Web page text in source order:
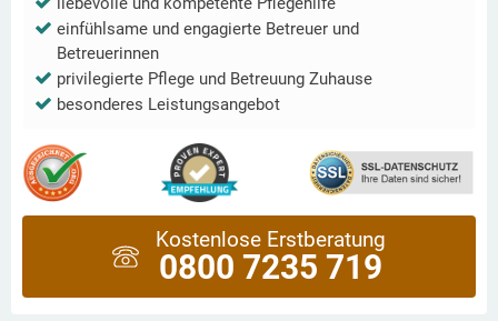
einfühlsame und engagierte Betreuer und
Betreuerinnen
privilegierte Pflege und Betreuung Zuhause
besonderes Leistungsangebot
Kostenlose Erstberatung
0800 7235 719